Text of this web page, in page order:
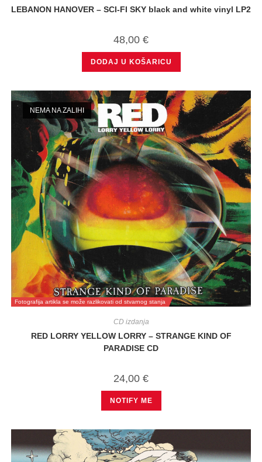
LEBANON HANOVER – SCI-FI SKY black and white vinyl LP2
48,00 €
DODAJ U KOŠARICU
Fotografija artikla se može razlikovati od stvarnog stanja
NEMA NA ZALIHI
CD izdanja
RED LORRY YELLOW LORRY – STRANGE KIND OF
PARADISE CD
24,00 €
NOTIFY ME